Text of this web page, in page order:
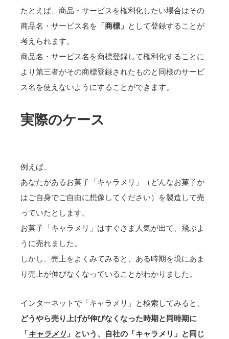
たとえば、商品・サービスを権利化したい場合はその
商品名・サービス名を 「商標」 として登録することが
考えられます。
商品名・サービス名を商標登録して権利化することに
より第三者がその商標登録されたものと同様のサービ
ス名を使えないようにすることができます。
実際のケース
例えば、
あなたがあるお菓子「キャラメリ」（どんなお菓子か
はご自身でご自由に想像してください）を製造して売
っていたとします。
お菓子「キャラメリ」はすぐさま人気が出て、飛ぶよ
うに売れました。
しかし、売上をよくみてみると、ある時期を境にあま
り売上が伸びなくなっていることがわかりました。
インターネットで「キャラメリ」と検索してみると、
どうやら売り上げが伸びなくなった時期と同時期に
「キャラメリ 」という、自社の「キャラメリ」と同じ